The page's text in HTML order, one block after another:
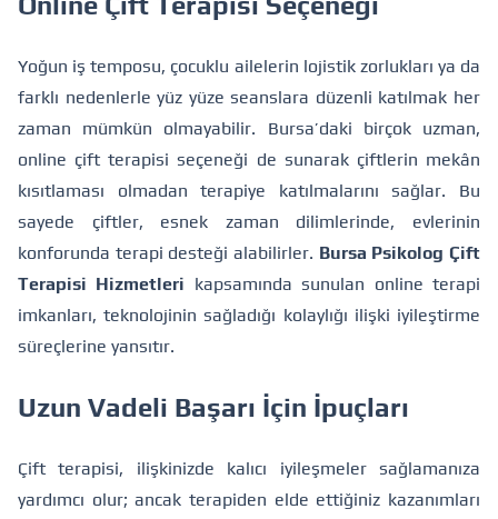
Yoğun iş temposu, çocuklu ailelerin lojistik zorlukları ya da
farklı nedenlerle yüz yüze seanslara düzenli katılmak her
zaman mümkün olmayabilir. Bursa’daki birçok uzman,
online çift terapisi seçeneği de sunarak çiftlerin mekân
kısıtlaması olmadan terapiye katılmalarını sağlar. Bu
sayede çiftler, esnek zaman dilimlerinde, evlerinin
konforunda terapi desteği alabilirler. Bursa Psikolog Çift
Terapisi Hizmetleri kapsamında sunulan online terapi
imkanları, teknolojinin sağladığı kolaylığı ilişki iyileştirme
süreçlerine yansıtır.
Uzun Vadeli Başarı İçin İpuçları
Çift terapisi, ilişkinizde kalıcı iyileşmeler sağlamanıza
yardımcı olur; ancak terapiden elde ettiğiniz kazanımları